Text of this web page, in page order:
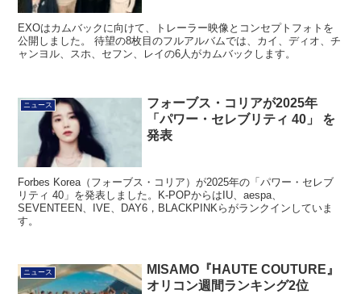
EXOはカムバックに向けて、トレーラー映像とコンセプトフォトを
公開しました。 待望の8枚目のフルアルバムでは、カイ、ディオ、チ
ャンヨル、スホ、セフン、レイの6人がカムバックします。
ニュース
フォーブス・コリアが2025年
「パワー・セレブリティ 40」 を
発表
Forbes Korea（フォーブス・コリア）が2025年の「パワー・セレブ
リティ 40」を発表しました。K-POPからはIU、aespa、
SEVENTEEN、IVE、DAY6，BLACKPINKらがランクインしていま
す。
ニュース
MISAMO『HAUTE COUTURE』
オリコン週間ランキング2位